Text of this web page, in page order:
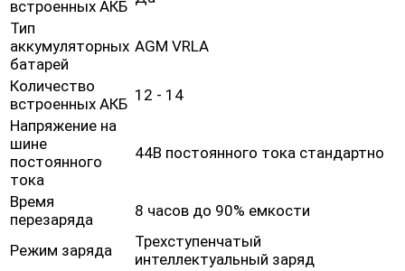
встроенных АКБ
Тип
аккумуляторных
батарей
AGM VRLA
Количество
встроенных АКБ 12 - 14
Напряжение на
шине
постоянного
тока
44В постоянного тока стандартно
Время
перезаряда
8 часов до 90% емкости
Режим заряда
Трехступенчатый
интеллектуальный заряд